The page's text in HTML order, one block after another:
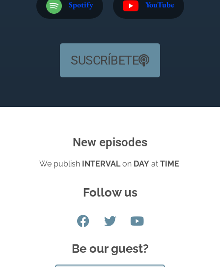
Spotify YouTube
SUSCRÍBETE
New episodes
We publish INTERVALon DAY at TIME.
Follow us
Be our guest?